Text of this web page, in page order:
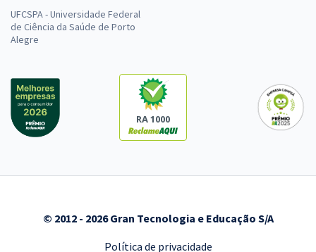
UFCSPA - Universidade Federal
de Ciência da Saúde de Porto
Alegre
RA 1000
© 2012 - 2026 Gran Tecnologia e Educação S/A
Política de privacidade